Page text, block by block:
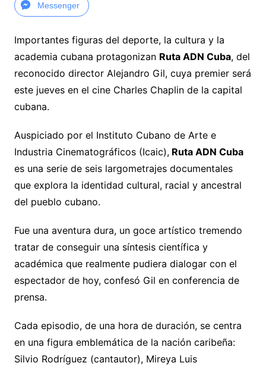
Messenger
Importantes figuras del deporte, la cultura y la
academia cubana protagonizan Ruta ADN Cuba, del
reconocido director Alejandro Gil, cuya premier será
este jueves en el cine Charles Chaplin de la capital
cubana.
Auspiciado por el Instituto Cubano de Arte e
Industria Cinematográficos (Icaic),Ruta ADN Cuba
es una serie de seis largometrajes documentales
que explora la identidad cultural, racial y ancestral
del pueblo cubano.
Fue una aventura dura, un goce artístico tremendo
tratar de conseguir una síntesis científica y
académica que realmente pudiera dialogar con el
espectador de hoy, confesó Gil en conferencia de
prensa.
Cada episodio, de una hora de duración, se centra
en una figura emblemática de la nación caribeña:
Silvio Rodríguez (cantautor), Mireya Luis